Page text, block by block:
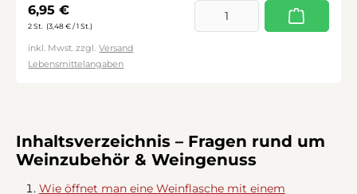
Regulärer Preis:
6,95 €
2 St. (3,48 € / 1 St.)
inkl. Mwst. zzgl. Versand
Lebensmittelangaben
Inhaltsverzeichnis – Fragen rund um
Weinzubehör & Weingenuss
Wie öffnet man eine Weinflasche mit einem